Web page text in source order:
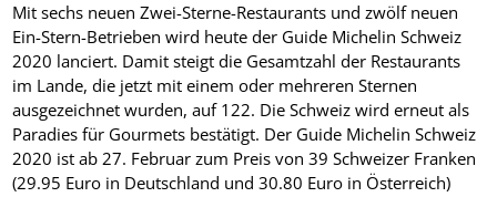
Mit sechs neuen Zwei-Sterne-Restaurants und zwölf neuen
Ein-Stern-Betrieben wird heute der Guide Michelin Schweiz
2020 lanciert. Damit steigt die Gesamtzahl der Restaurants
im Lande, die jetzt mit einem oder mehreren Sternen
ausgezeichnet wurden, auf 122. Die Schweiz wird erneut als
Paradies für Gourmets bestätigt. Der Guide Michelin Schweiz
2020 ist ab 27. Februar zum Preis von 39 Schweizer Franken
(29.95 Euro in Deutschland und 30.80 Euro in Österreich)